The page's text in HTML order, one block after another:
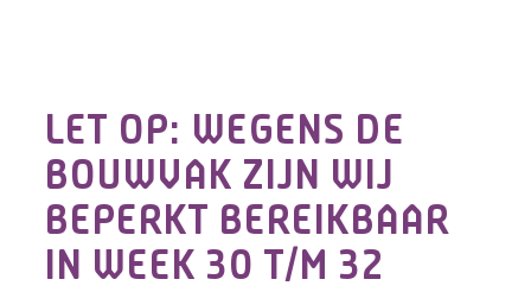
LET OP: WEGENS DE
BOUWVAK ZIJN WIJ
BEPERKT BEREIKBAAR
IN WEEK 30 T/M 32